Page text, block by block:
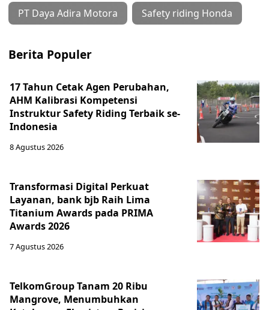
PT Daya Adira Motora Safety riding Honda
Berita Populer
17 Tahun Cetak Agen Perubahan,
AHM Kalibrasi Kompetensi
Instruktur Safety Riding Terbaik se-
Indonesia
8 Agustus 2026
Transformasi Digital Perkuat
Layanan, bank bjb Raih Lima
Titanium Awards pada PRIMA
Awards 2026
7 Agustus 2026
TelkomGroup Tanam 20 Ribu
Mangrove, Menumbuhkan